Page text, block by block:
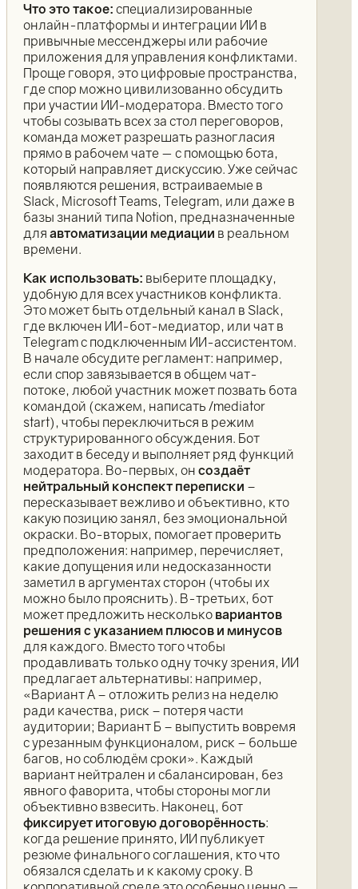
Что это такое: специализированные
онлайн-платформы и интеграции ИИ в
привычные мессенджеры или рабочие
приложения для управления конфликтами.
Проще говоря, это цифровые пространства,
где спор можно цивилизованно обсудить
при участии ИИ-модератора. Вместо того
чтобы созывать всех за стол переговоров,
команда может разрешать разногласия
прямо в рабочем чате — с помощью бота,
который направляет дискуссию. Уже сейчас
появляются решения, встраиваемые в
Slack, Microsoft Teams, Telegram, или даже в
базы знаний типа Notion, предназначенные
для автоматизации медиации в реальном
времени.
Как использовать: выберите площадку,
удобную для всех участников конфликта.
Это может быть отдельный канал в Slack,
где включен ИИ-бот-медиатор, или чат в
Telegram с подключенным ИИ-ассистентом.
В начале обсудите регламент: например,
если спор завязывается в общем чат-
потоке, любой участник может позвать бота
командой (скажем, написать /mediator
start), чтобы переключиться в режим
структурированного обсуждения. Бот
заходит в беседу и выполняет ряд функций
модератора. Во-первых, он создаёт
нейтральный конспект переписки –
пересказывает вежливо и объективно, кто
какую позицию занял, без эмоциональной
окраски. Во-вторых, помогает проверить
предположения: например, перечисляет,
какие допущения или недосказанности
заметил в аргументах сторон (чтобы их
можно было прояснить). В-третьих, бот
может предложить несколько вариантов
решения с указанием плюсов и минусов
для каждого. Вместо того чтобы
продавливать только одну точку зрения, ИИ
предлагает альтернативы: например,
«Вариант А – отложить релиз на неделю
ради качества, риск – потеря части
аудитории; Вариант Б – выпустить вовремя
с урезанным функционалом, риск – больше
багов, но соблюдём сроки». Каждый
вариант нейтрален и сбалансирован, без
явного фаворита, чтобы стороны могли
объективно взвесить. Наконец, бот
фиксирует итоговую договорённость:
когда решение принято, ИИ публикует
резюме финального соглашения, кто что
обязался сделать и к какому сроку. В